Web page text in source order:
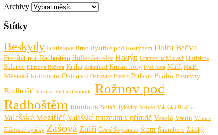
Archivy
Štítky
Beskydy Bratislava Brno Bystřice pod Hostýnem Dolní Bečva
Frenštát pod Radhoštěm Holler Jaroslav Hostýn Hranice na Moravě Hutisko-
Solanec Klímová Božena Kniha Knihtiskař Krušné hory Lysá hora Malíř Malíři
Městská knihovna Ostrava Ostravice Poezie Polsko Praha Pustevny
Radhošť Recenze Richard Sobotka Rožnov pod
Radhoštěm Rumburk Soláň Tylovice Valaši Valašská Bystřice
Valašské Meziříčí Valašské muzeum v přírodě Veselá Vsetín Vánoce
Zašovské kytičky Zašová Zubří České Švýcarsko Śrem Štramberk Žárský